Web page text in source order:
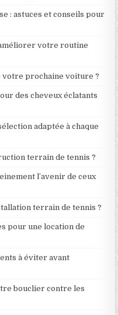
: astuces et conseils pour
votre routine
votre prochaine voiture ?
des cheveux éclatants
adaptée à chaque
terrain de tennis ?
l’avenir de ceux
terrain de tennis ?
pour une location de
à éviter avant
bouclier contre les